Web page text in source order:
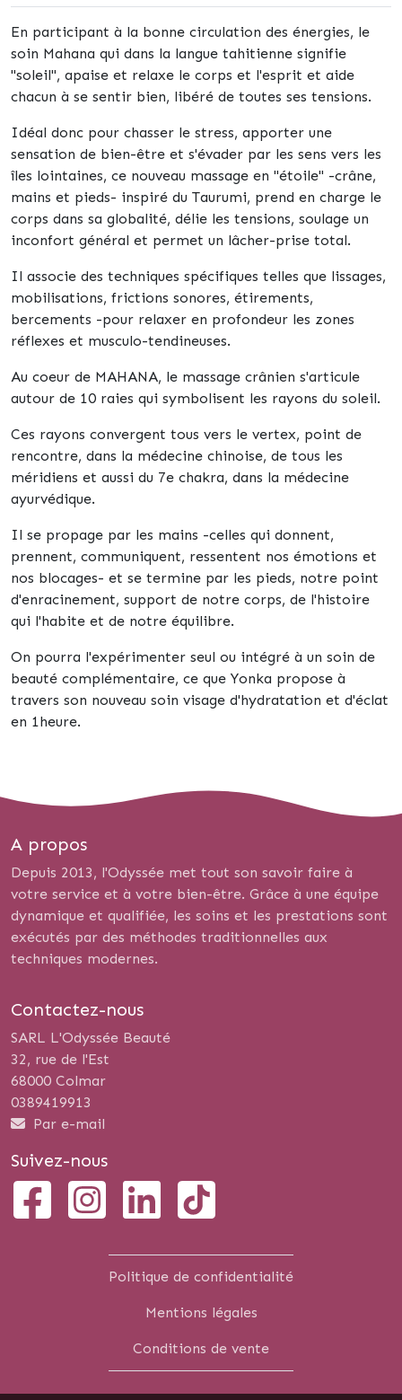
En participant à la bonne circulation des énergies, le
soin Mahana qui dans la langue tahitienne signifie
"soleil", apaise et relaxe le corps et l'esprit et aide
chacun à se sentir bien, libéré de toutes ses tensions.
Idéal donc pour chasser le stress, apporter une
sensation de bien-être et s'évader par les sens vers les
îles lointaines, ce nouveau massage en "étoile" -crâne,
mains et pieds- inspiré du Taurumi, prend en charge le
corps dans sa globalité, délie les tensions, soulage un
inconfort général et permet un lâcher-prise total.
Il associe des techniques spécifiques telles que lissages,
mobilisations, frictions sonores, étirements,
bercements -pour relaxer en profondeur les zones
réflexes et musculo-tendineuses.
Au coeur de MAHANA, le massage crânien s'articule
autour de 10 raies qui symbolisent les rayons du soleil.
Ces rayons convergent tous vers le vertex, point de
rencontre, dans la médecine chinoise, de tous les
méridiens et aussi du 7e chakra, dans la médecine
ayurvédique.
Il se propage par les mains -celles qui donnent,
prennent, communiquent, ressentent nos émotions et
nos blocages- et se termine par les pieds, notre point
d'enracinement, support de notre corps, de l'histoire
qui l'habite et de notre équilibre.
On pourra l'expérimenter seul ou intégré à un soin de
beauté complémentaire, ce que Yonka propose à
travers son nouveau soin visage d'hydratation et d'éclat
en 1heure.
A propos
Depuis 2013, l'Odyssée met tout son savoir faire à
votre service et à votre bien-être. Grâce à une équipe
dynamique et qualifiée, les soins et les prestations sont
exécutés par des méthodes traditionnelles aux
techniques modernes.
Contactez-nous
SARL L'Odyssée Beauté
32, rue de l'Est
68000 Colmar
0389419913
Par e-mail
Suivez-nous
Politique de confidentialité
Mentions légales
Conditions de vente